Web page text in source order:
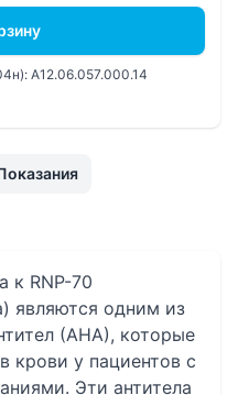
к RNP-70
являются одним из
(АНА), которые
крови у пациентов с
Эти антитела
A12.06.057.000.14